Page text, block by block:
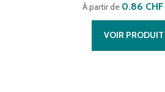
À partir de 0.86 CHF
VOIR PRODUIT